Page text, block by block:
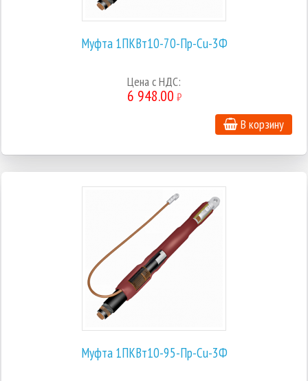
Муфта 1ПКВт10-70-Пр-Cu-3Ф
Цена с НДС:
6 948.00 ₽
В корзину
Муфта 1ПКВт10-95-Пр-Cu-3Ф